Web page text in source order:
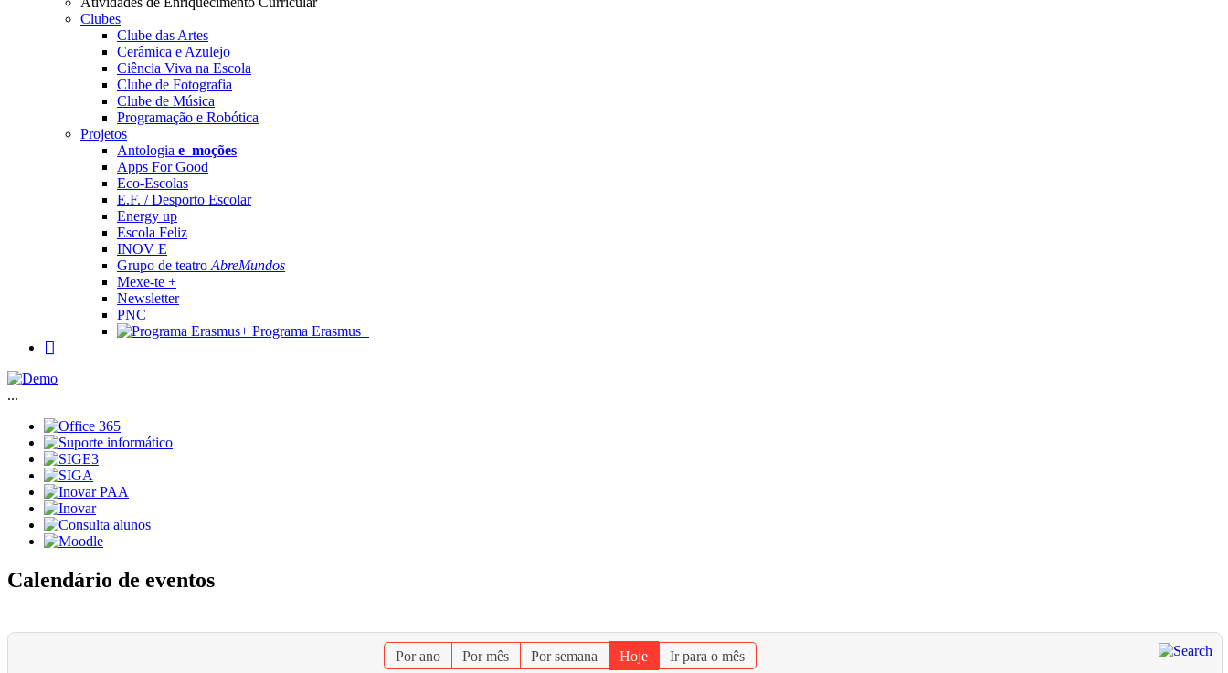
Clubes
Clube das Artes
Cerâmica e Azulejo
Ciência Viva na Escola
Clube de Fotografia
Clube de Música
Programação e Robótica
Projetos
Antologia e_moções
Apps For Good
Eco-Escolas
E.F. / Desporto Escolar
Energy up
Escola Feliz
INOV E
Grupo de teatro AbreMundos
Mexe-te +
Newsletter
PNC
Programa Erasmus+
...
Calendário de eventos
Por ano Por mês Por semana Hoje Ir para o mês